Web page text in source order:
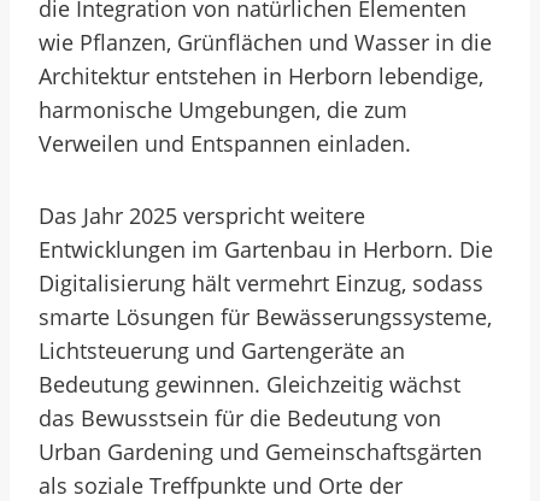
die Integration von natürlichen Elementen
wie Pflanzen, Grünflächen und Wasser in die
Architektur entstehen in Herborn lebendige,
harmonische Umgebungen, die zum
Verweilen und Entspannen einladen.
Das Jahr 2025 verspricht weitere
Entwicklungen im Gartenbau in Herborn. Die
Digitalisierung hält vermehrt Einzug, sodass
smarte Lösungen für Bewässerungssysteme,
Lichtsteuerung und Gartengeräte an
Bedeutung gewinnen. Gleichzeitig wächst
das Bewusstsein für die Bedeutung von
Urban Gardening und Gemeinschaftsgärten
als soziale Treffpunkte und Orte der